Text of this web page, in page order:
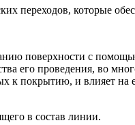
переходов, которые
поверхности с
его проведения, во
к покрытию, и влияет на
в состав линии.